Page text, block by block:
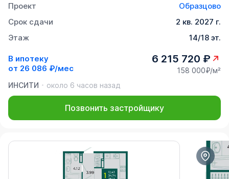
Проект
Образцово
Срок сдачи
2 кв. 2027 г.
Этаж
14/18 эт.
В ипотеку
от 26 086 ₽/мес
6 215 720 ₽
158 000₽/м²
ИНСИТИ
около 6 часов назад
Позвонить застройщику